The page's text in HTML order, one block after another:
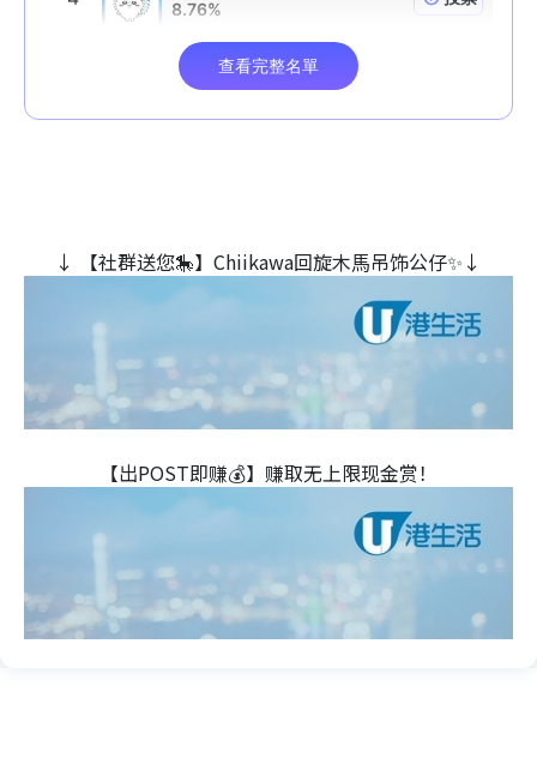
↓ 【社群送您🎠】Chiikawa回旋木⾺吊饰公仔✨↓
【出POST即赚💰】赚取无上限现金赏！